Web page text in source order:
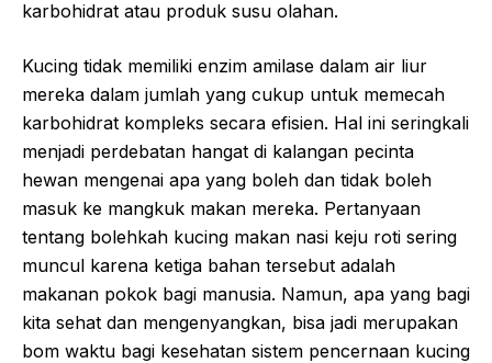
karbohidrat atau produk susu olahan.
Kucing tidak memiliki enzim amilase dalam air liur
mereka dalam jumlah yang cukup untuk memecah
karbohidrat kompleks secara efisien. Hal ini seringkali
menjadi perdebatan hangat di kalangan pecinta
hewan mengenai apa yang boleh dan tidak boleh
masuk ke mangkuk makan mereka. Pertanyaan
tentang bolehkah kucing makan nasi keju roti sering
muncul karena ketiga bahan tersebut adalah
makanan pokok bagi manusia. Namun, apa yang bagi
kita sehat dan mengenyangkan, bisa jadi merupakan
bom waktu bagi kesehatan sistem pencernaan kucing